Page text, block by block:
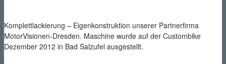
Komplettlackierung – Eigenkonstruktion unserer Partnerfirma
MotorVisionen-Dresden. Maschine wurde auf der Custombike
Dezember 2012 in Bad Salzufel ausgestellt.